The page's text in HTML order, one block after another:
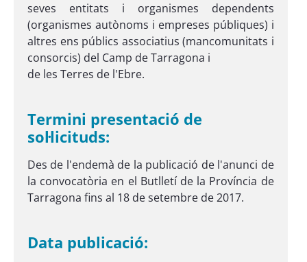
seves entitats i organismes dependents
(organismes autònoms i empreses públiques) i
altres ens públics associatius (mancomunitats i
consorcis) del Camp de Tarragona i
de les Terres de l'Ebre.
Termini presentació de
sol·licituds:
Des de l'endemà de la publicació de l'anunci de
la convocatòria en el Butlletí de la Província de
Tarragona fins al 18 de setembre de 2017.
Data publicació: